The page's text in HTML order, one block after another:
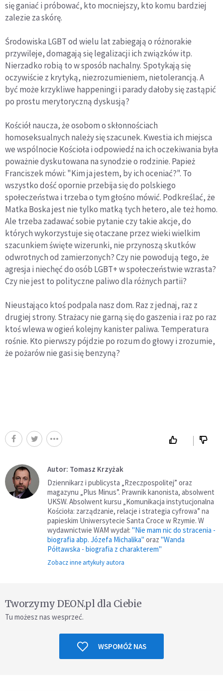
się ganiać i próbować, kto mocniejszy, kto komu bardziej
zalezie za skórę.
Środowiska LGBT od wielu lat zabiegają o różnorakie
przywileje, domagają się legalizacji ich związków itp.
Nierzadko robią to w sposób nachalny. Spotykają się
oczywiście z krytyką, niezrozumieniem, nietolerancją. A
być może krzykliwe happeningi i parady dałoby się zastąpić
po prostu merytoryczną dyskusją?
Kościół naucza, że osobom o skłonnościach
homoseksualnych należy się szacunek. Kwestia ich miejsca
we wspólnocie Kościoła i odpowiedź na ich oczekiwania była
poważnie dyskutowana na synodzie o rodzinie. Papież
Franciszek mówi: "Kim ja jestem, by ich oceniać?". To
wszystko dość opornie przebija się do polskiego
społeczeństwa i trzeba o tym głośno mówić. Podkreślać, że
Matka Boska jest nie tylko matką tych hetero, ale też homo.
Ale trzeba zadawać sobie pytanie czy takie akcje, do
których wykorzystuje się otaczane przez wieki wielkim
szacunkiem święte wizerunki, nie przynoszą skutków
odwrotnych od zamierzonych? Czy nie powodują tego, że
agresja i niechęć do osób LGBT+ w społeczeństwie wzrasta?
Czy nie jest to polityczne paliwo dla różnych partii?
Nieustająco ktoś podpala nasz dom. Raz z jednaj, raz z
drugiej strony. Strażacy nie garną się do gaszenia i raz po raz
ktoś wlewa w ogień kolejny kanister paliwa. Temperatura
rośnie. Kto pierwszy pójdzie po rozum do głowy i zrozumie,
że pożarów nie gasi się benzyną?
Autor: Tomasz Krzyżak
Dziennikarz i publicysta „Rzeczpospolitej” oraz
magazynu „Plus Minus”. Prawnik kanonista, absolwent
UKSW. Absolwent kursu „Komunikacja instytucjonalna
Kościoła: zarządzanie, relacje i strategia cyfrowa” na
papieskim Uniwersytecie Santa Croce w Rzymie. W
wydawnictwie WAM wydał: "Nie mam nic do stracenia -
biografia abp. Józefa Michalika" oraz "Wanda
Półtawska - biografia z charakterem"
Zobacz inne artykuły autora
Tworzymy DEON.pl dla Ciebie
Tu możesz nas wesprzeć.
WSPOMÓŻ NAS